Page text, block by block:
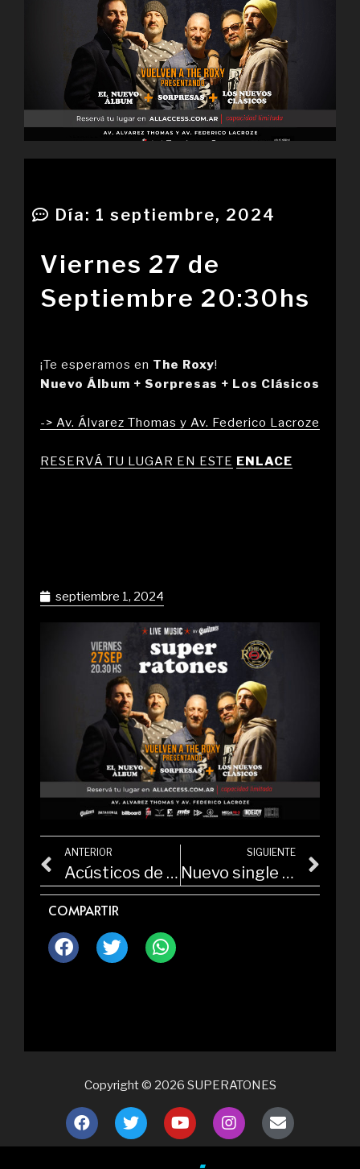
Día: 1 septiembre, 2024
Viernes 27 de
Septiembre 20:30hs
¡Te esperamos en The Roxy!
Nuevo Álbum + Sorpresas + Los Clásicos
-> Av. Álvarez Thomas y Av. Federico Lacroze
RESERVÁ TU LUGAR EN ESTE ENLACE
septiembre 1, 2024
ANTERIOR
Acústicos de Medianoche
SIGUIENTE
Nuevo single LOS DINOSAURIOS
COMPARTIR
Copyright © 2026 SUPERATONES